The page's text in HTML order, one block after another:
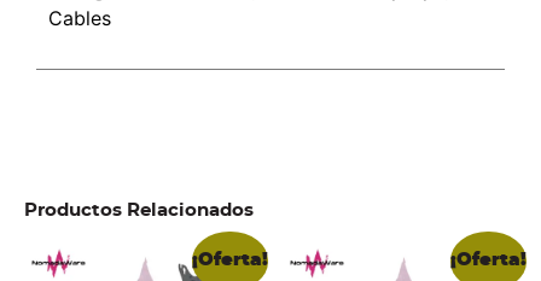
Cables
Productos Relacionados
¡Oferta! ¡Oferta!